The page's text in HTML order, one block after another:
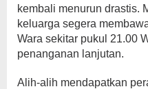
kembali menurun drastis.
keluarga segera
Wara sekitar pukul 21.00
penanganan lanjutan.
Alih-alih mendapatkan